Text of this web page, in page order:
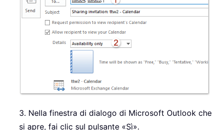
3. Nella finestra di dialogo di Microsoft Outlook che
si apre, fai clic sul pulsante «Sì».